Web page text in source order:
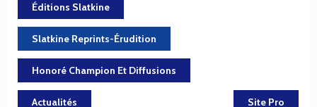
Éditions Slatkine
Slatkine Reprints-Érudition
Honoré Champion Et Diffusions
Actualités Site Pro